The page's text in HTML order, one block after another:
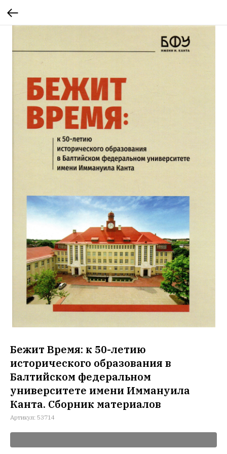
Бежит Время: к 50-летию
исторического образования в
Балтийском федеральном
университете имени Иммануила
Канта. Сборник материалов
Артикул: 53714